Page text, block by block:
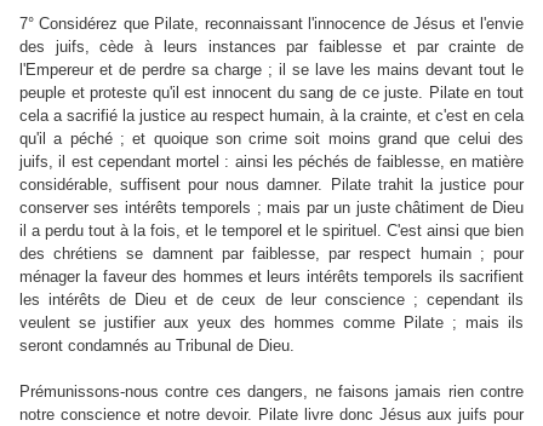
7° Considérez que Pilate, reconnaissant l'innocence de Jésus et l'envie
des juifs, cède à leurs instances par faiblesse et par crainte de
l'Empereur et de perdre sa charge ; il se lave les mains devant tout le
peuple et proteste qu'il est innocent du sang de ce juste. Pilate en tout
cela a sacrifié la justice au respect humain, à la crainte, et c'est en cela
qu'il a péché ; et quoique son crime soit moins grand que celui des
juifs, il est cependant mortel : ainsi les péchés de faiblesse, en matière
considérable, suffisent pour nous damner. Pilate trahit la justice pour
conserver ses intérêts temporels ; mais par un juste châtiment de Dieu
il a perdu tout à la fois, et le temporel et le spirituel. C'est ainsi que bien
des chrétiens se damnent par faiblesse, par respect humain ; pour
ménager la faveur des hommes et leurs intérêts temporels ils sacrifient
les intérêts de Dieu et de ceux de leur conscience ; cependant ils
veulent se justifier aux yeux des hommes comme Pilate ; mais ils
seront condamnés au Tribunal de Dieu.
Prémunissons-nous contre ces dangers, ne faisons jamais rien contre
notre conscience et notre devoir. Pilate livre donc Jésus aux juifs pour